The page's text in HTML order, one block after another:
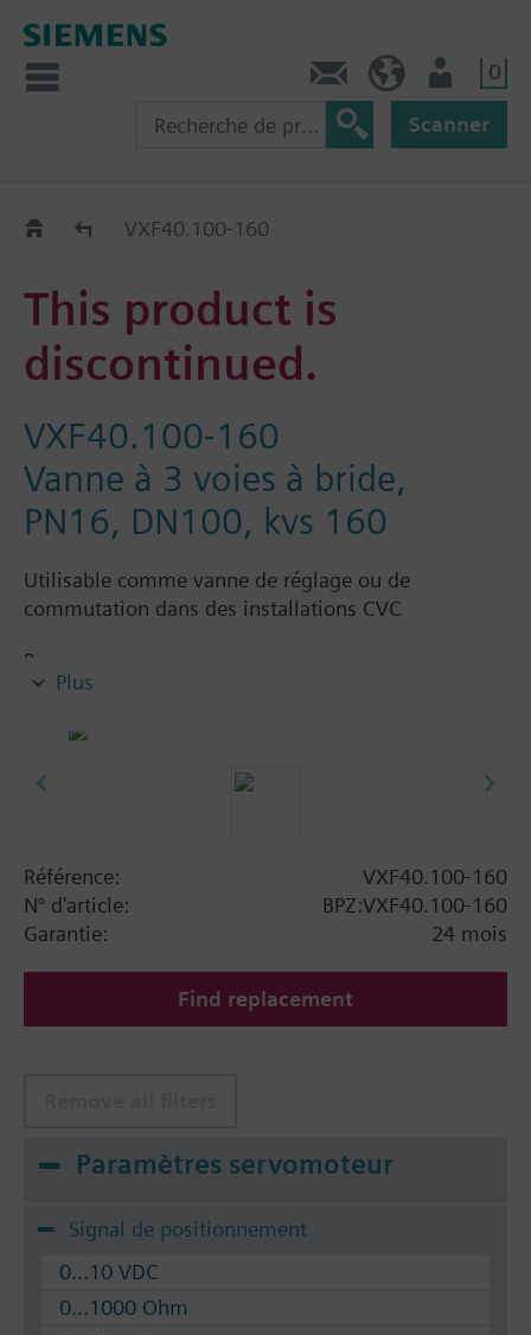
0
Scanner
Old2NewVXF40.100-160
This product is
discontinued.
VXF40.100-160
Vanne à 3 voies à bride,
PN16, DN100, kvs 160
Utilisable comme vanne de réglage ou de
commutation dans des installations CVC
Remarque
Vannes à 3 voies PN 16 avec raccords à brides
Plus
Référence:
VXF40.100-160
N° d'article:
BPZ:VXF40.100-160
Garantie:
24 mois
Find replacement
Paramètres servomoteur
Signal de positionnement
0...10 VDC
0...1000 Ohm